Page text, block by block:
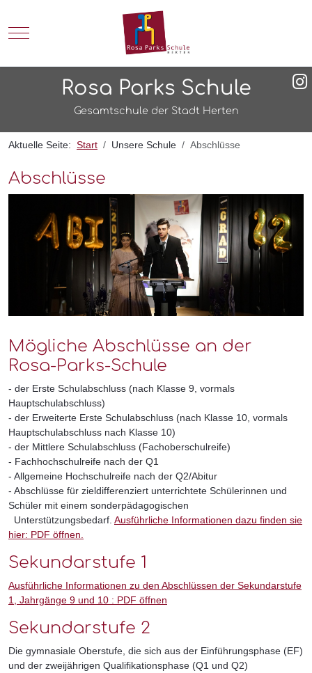
Mobile Menu Toggle
Rosa Parks Schule
Gesamtschule der Stadt Herten
Aktuelle Seite: Start Unsere Schule Abschlüsse
Abschlüsse
Mögliche Abschlüsse an der
Rosa-Parks-Schule
- der Erste Schulabschluss (nach Klasse 9, vormals
Hauptschulabschluss)
- der Erweiterte Erste Schulabschluss (nach Klasse 10, vormals
Hauptschulabschluss nach Klasse 10)
- der Mittlere Schulabschluss (Fachoberschulreife)
- Fachhochschulreife nach der Q1
- Allgemeine Hochschulreife nach der Q2/Abitur
- Abschlüsse für zieldifferenziert unterrichtete Schülerinnen und
Schüler mit einem sonderpädagogischen
Unterstützungsbedarf. Ausführliche Informationen dazu finden sie
hier: PDF öffnen.
Sekundarstufe 1
Ausführliche Informationen zu den Abschlüssen der Sekundarstufe
1, Jahrgänge 9 und 10 : PDF öffnen
Sekundarstufe 2
Die gymnasiale Oberstufe, die sich aus der Einführungsphase (EF)
und der zweijährigen Qualifikationsphase (Q1 und Q2)